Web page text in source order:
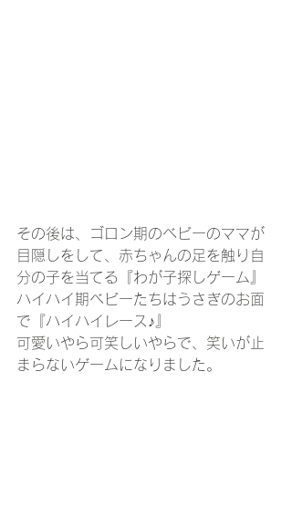
その後は、ゴロン期のベビーのママが
目隠しをして、赤ちゃんの足を触り自
分の子を当てる『わが子探しゲーム』
ハイハイ期ベビーたちはうさぎのお面
で『ハイハイレース♪』
可愛いやら可笑しいやらで、笑いが止
まらないゲームになりました。